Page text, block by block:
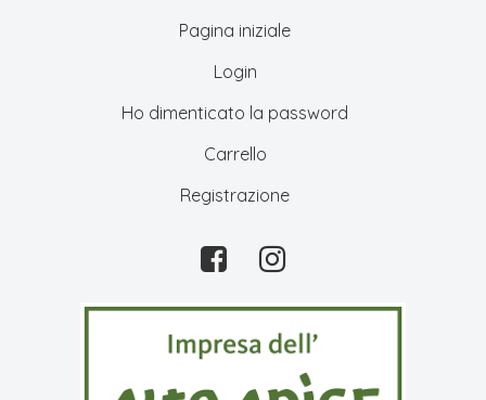
Pagina iniziale
Login
Ho dimenticato la password
Carrello
Registrazione